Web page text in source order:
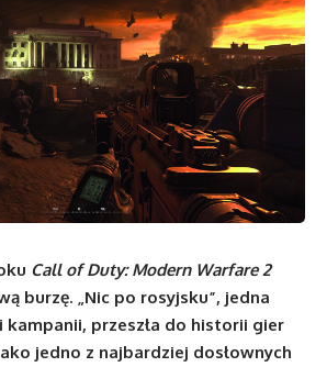
Call of Duty: Modern Warfare 2
burzę. „Nic po rosyjsku”, jedna
kampanii, przeszła do historii gier
jedno z najbardziej dosłownych